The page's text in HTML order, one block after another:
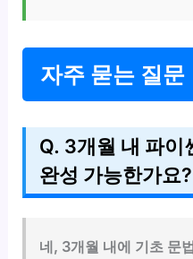
자주 묻는 질문
Q. 3개월 내 파이
완성 가능한가요?
네, 3개월 내에 기초 문